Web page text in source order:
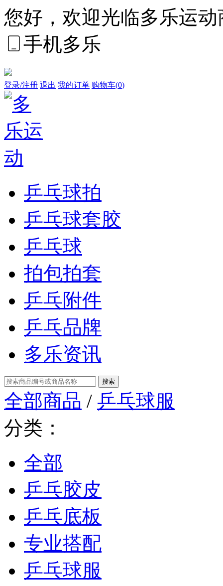
您好，欢迎光临多乐运动
手机多乐
登录/注册 退出 我的订单 购物车(0)
乒乓球拍
乒乓球套胶
乒乓球
拍包拍套
乒乓附件
乒乓品牌
多乐资讯
全部商品 / 乒乓球服
分类：
全部
乒乓胶皮
乒乓底板
专业搭配
乒乓球服